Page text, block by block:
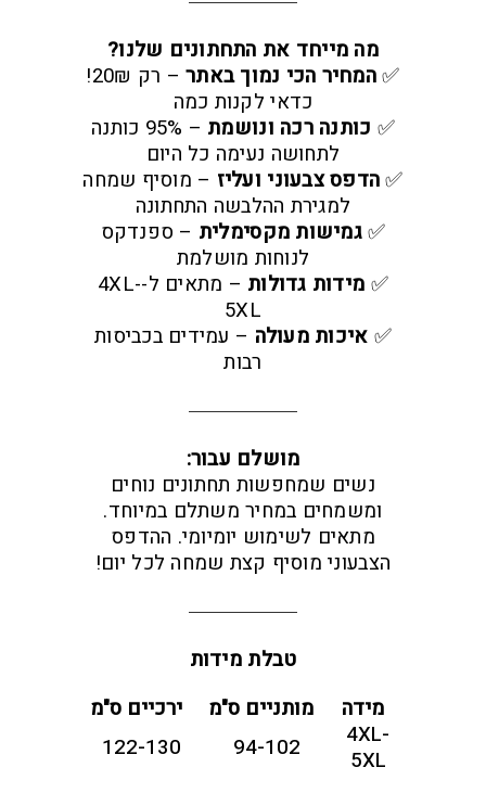
מה מייחד את התחתונים שלנו?
✅המחיר הכי נמוך באתר
– רק 20₪!
כדאי לקנות כמה
✅ כותנה רכה ונושמת
– 95% כותנה
לתחושה נעימה כל היום
✅הדפס צבעוני ועליז – מוסיף שמחה
למגירת ההלבשה התחתונה
✅גמישות מקסימלית – ספנדקס
לנוחות מושלמת
✅ מידות גדולות
– מתאים ל-4XL-
5XL
✅ איכות מעולה – עמידים בכביסות
רבות
מושלם עבור:
נשים שמחפשות תחתונים נוחים
ומשמחים במחיר משתלם במיוחד.
מתאים לשימוש יומיומי. ההדפס
הצבעוני מוסיף קצת שמחה לכל יום!
טבלת מידות
מידה
מותניים ס"מ
ירכיים ס"מ
4XL-
5XL
94-102
122-130